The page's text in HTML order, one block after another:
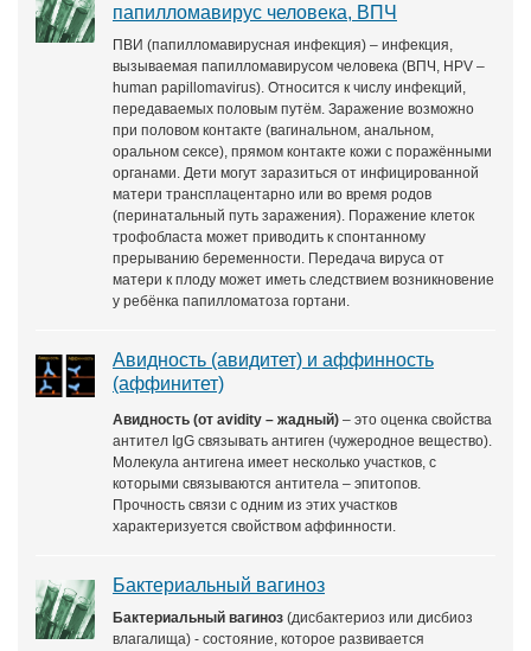
папилломавирус человека, ВПЧ
ПВИ (папилломавирусная инфекция) – инфекция,
вызываемая папилломавирусом человека (ВПЧ, HPV –
human papillomavirus). Относится к числу инфекций,
передаваемых половым путём. Заражение возможно
при половом контакте (вагинальном, анальном,
оральном сексе), прямом контакте кожи с поражёнными
органами. Дети могут заразиться от инфицированной
матери трансплацентарно или во время родов
(перинатальный путь заражения). Поражение клеток
трофобласта может приводить к спонтанному
прерыванию беременности. Передача вируса от
матери к плоду может иметь следствием возникновение
у ребёнка папилломатоза гортани.
Авидность (авидитет) и аффинность
(аффинитет)
Авидность (от avidity – жадный) – это оценка свойства
антител IgG связывать антиген (чужеродное вещество).
Молекула антигена имеет несколько участков, с
которыми связываются антитела – эпитопов.
Прочность связи с одним из этих участков
характеризуется свойством аффинности.
Бактериальный вагиноз
Бактериальный вагиноз (дисбактериоз или дисбиоз
влагалища) - состояние, которое развивается